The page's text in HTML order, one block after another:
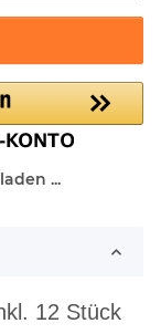
...
12 Stück